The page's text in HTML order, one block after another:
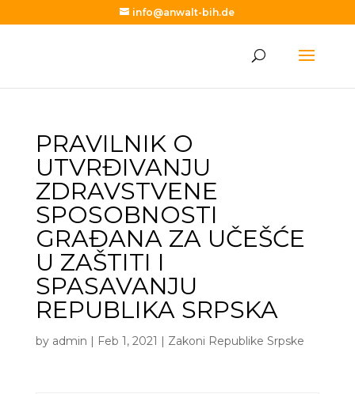
info@anwalt-bih.de
PRAVILNIK O
UTVRĐIVANJU
ZDRAVSTVENE
SPOSOBNOSTI
GRAĐANA ZA UČEŠĆE
U ZAŠTITI I
SPASAVANJU
REPUBLIKA SRPSKA
by admin | Feb 1, 2021 | Zakoni Republike Srpske